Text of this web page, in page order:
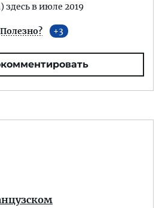
здесь в июле 2019
Полезно? 3